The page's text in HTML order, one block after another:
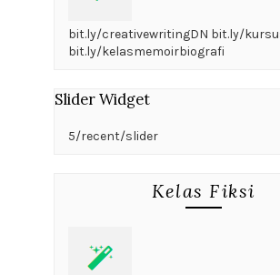
bit.ly/creativewritingDN bit.ly/
bit.ly/kelasmemoirbiografi
Slider Widget
5/recent/slider
Kelas Fiksi